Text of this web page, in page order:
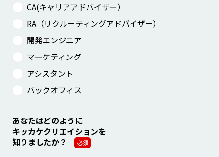
CA(キャリアアドバイザー）
RA（リクルーティングアドバイザー）
開発エンジニア
マーケティング
アシスタント
バックオフィス
あなたはどのように
キッカケクリエイションを
知りましたか？
必須